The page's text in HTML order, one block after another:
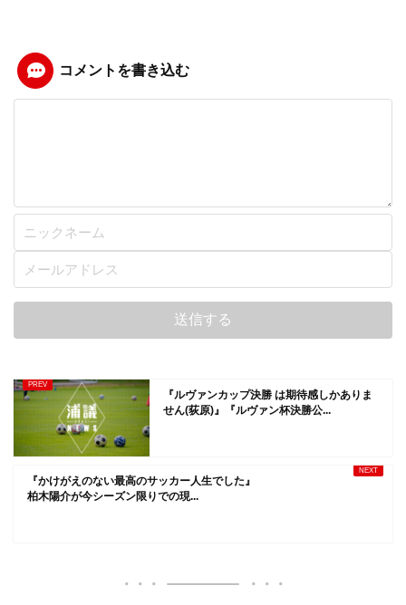
コメントを書き込む
『ルヴァンカップ決勝 は期待感しかありま
せん(荻原)』『ルヴァン杯決勝公...
『かけがえのない最高のサッカー人生でした』
柏木陽介が今シーズン限りでの現...